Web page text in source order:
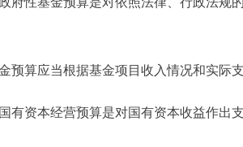
算应当根据基金项目收入情况和实际
本经营预算是对国有资本收益作出支